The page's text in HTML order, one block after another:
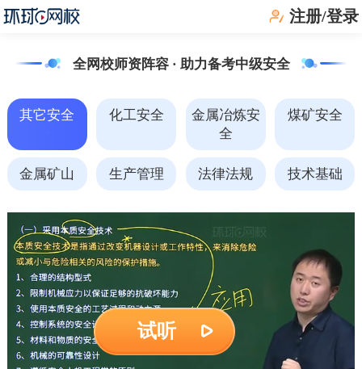
注册/登录
全网校师资阵容 · 助力备考中级安全
其它安全 化工安全
金属冶炼安
全
煤矿安全
金属矿山 生产管理 法律法规 技术基础
试听